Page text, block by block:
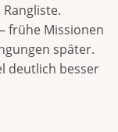
frühe Missionen
später.
deutlich besser